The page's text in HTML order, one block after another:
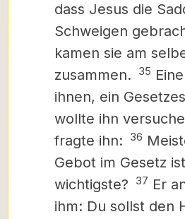
dass Jesus die
Schweigen
kamen sie am
zusammen.
35
ihnen, ein
wollte ihn
fragte ihn:
36
Gebot im Gesetz
wichtigste?
37 Er
ihm: Du sollst den